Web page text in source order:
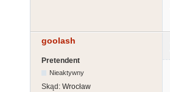
goolash
Pretendent
Nieaktywny
Skąd: Wrocław